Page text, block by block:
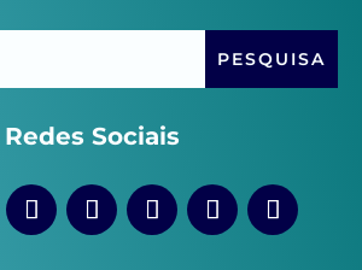
Redes Sociais